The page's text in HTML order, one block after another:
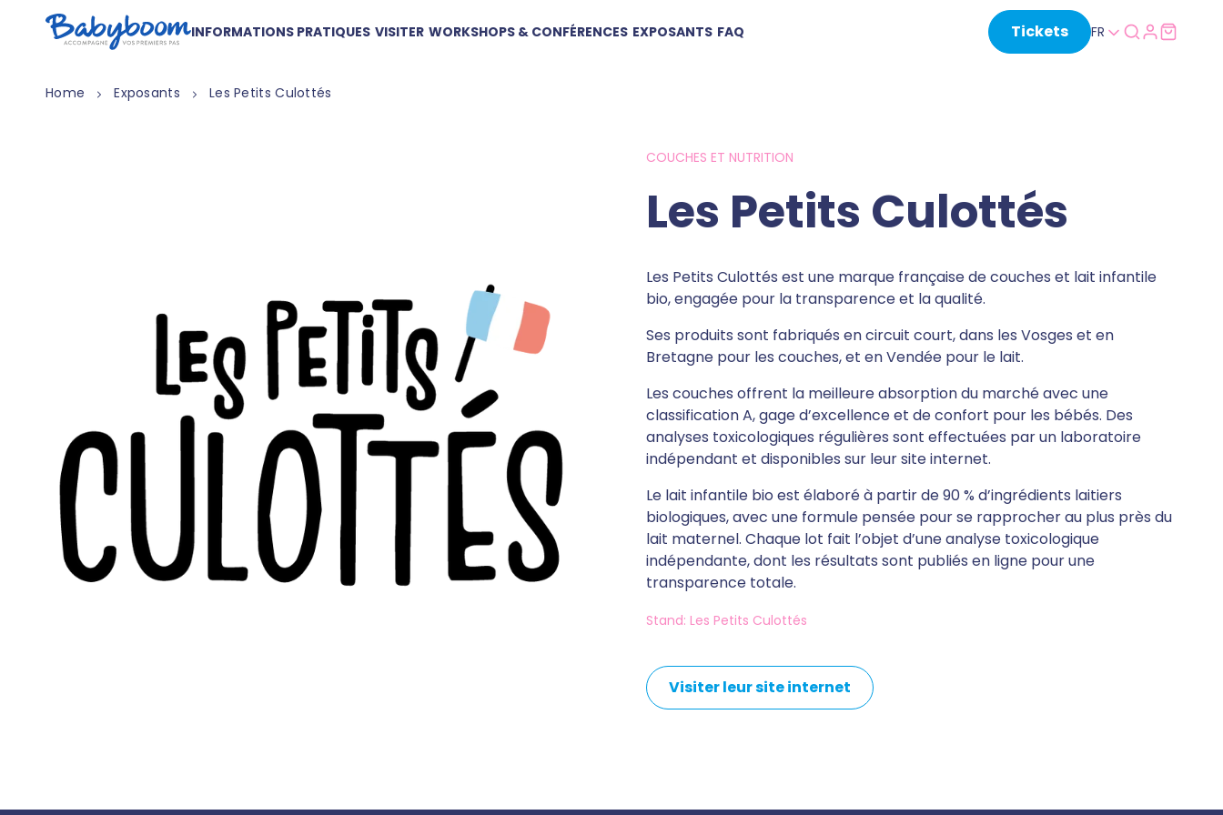
INFORMATIONS PRATIQUES VISITER WORKSHOPS & CONFÉRENCES EXPOSANTS FAQ Tickets FR
Home Exposants Les Petits Culottés
COUCHES ET NUTRITION
Les Petits Culottés
Les Petits Culottés est une marque française de couches et lait infantile
bio, engagée pour la transparence et la qualité.
Ses produits sont fabriqués en circuit court, dans les Vosges et en
Bretagne pour les couches, et en Vendée pour le lait.
Les couches offrent la meilleure absorption du marché avec une
classification A, gage d’excellence et de confort pour les bébés. Des
analyses toxicologiques régulières sont effectuées par un laboratoire
indépendant et disponibles sur leur site internet.
Le lait infantile bio est élaboré à partir de 90 % d’ingrédients laitiers
biologiques, avec une formule pensée pour se rapprocher au plus près du
lait maternel. Chaque lot fait l’objet d’une analyse toxicologique
indépendante, dont les résultats sont publiés en ligne pour une
transparence totale.
Stand: Les Petits Culottés
Visiter leur site internet